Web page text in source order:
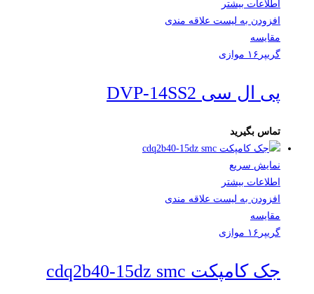
اطلاعات بیشتر
افزودن به لیست علاقه مندی
مقایسه
گریپر۱۶ موازی
پی ال سی DVP-14SS2
تماس بگیرید
نمایش سریع
اطلاعات بیشتر
افزودن به لیست علاقه مندی
مقایسه
گریپر۱۶ موازی
جک کامپکت cdq2b40-15dz smc